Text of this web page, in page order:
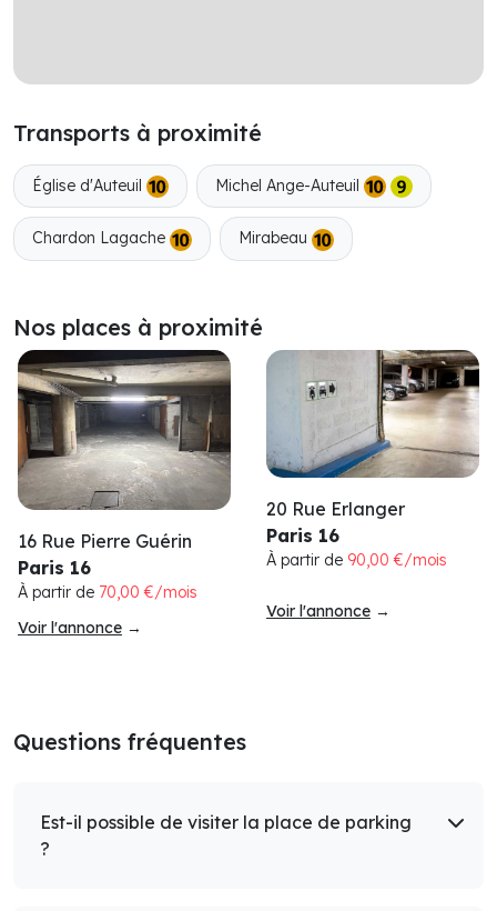
Transports à proximité
Église d'Auteuil Michel Ange-Auteuil
Chardon Lagache Mirabeau
Nos places à proximité
16 Rue Pierre Guérin
Paris 16
À partir de 70,00 €/mois
Voir l'annonce →
20 Rue Erlanger
Paris 16
À partir de 90,00 €/mois
Voir l'annonce →
Questions fréquentes
Est-il possible de visiter la place de parking
?